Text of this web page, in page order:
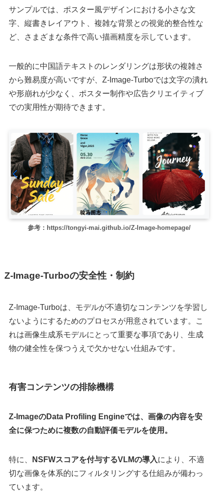
サンプルでは、ポスター風デザインにおける小さな文
字、縦書きレイアウト、複雑な背景との視覚的整合性な
ど、さまざまな条件で高い描画精度を示しています。
一般的に中国語テキストのレンダリングは形状の複雑さ
から難易度が高いですが、Z-Image-Turboでは文字の潰れ
や形崩れが少なく、ポスター制作や広告クリエイティブ
での実用性が期待できます。
参考：https://tongyi-mai.github.io/Z-Image-homepage/
Z-Image-Turboの安全性・制約
Z-Image-Turboは、モデルが不適切なコンテンツを学習し
ないようにするためのプロセスが用意されています。こ
れは画像生成系モデルにとって重要な事項であり、生成
物の健全性を保つうえで欠かせない仕組みです。
有害コンテンツの排除機構
Z-ImageのData Profiling Engineでは、画像の内容を安
全に保つために複数の自動評価モデルを使用。
特に、 NSFWスコアを付与するVLMの導入により、不適
切な画像を体系的にフィルタリングする仕組みが備わっ
ています。